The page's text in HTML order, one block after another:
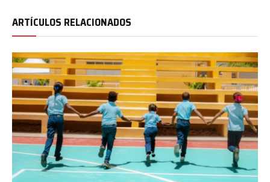
ARTÍCULOS RELACIONADOS